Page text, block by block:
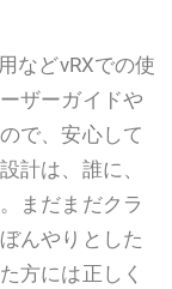
などvRXでの使
ザーガイドや
で、安心して
計は、誰に、
まだまだクラ
んやりとした
方には正しく